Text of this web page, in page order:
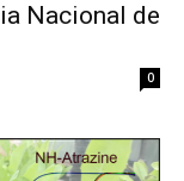
Nacional de
0